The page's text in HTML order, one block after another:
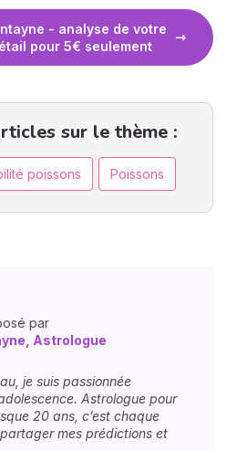
- analyse de votre
pour 5€ seulement
sur le thème :
poissons Poissons
par
Astrologue
je suis passionnée
Astrologue pour
20 ans, c’est chaque
mes prédictions et